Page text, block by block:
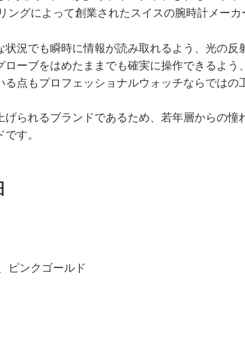
ングによって創業されたスイスの腕時計メーカ
状況でも瞬時に情報が読み取れるよう、光の反
ーブをはめたままでも確実に操作できるよう
点もプロフェッショナルウォッチならではの
げられるブランドであるため、若年層からの憧
す。
ピンクゴールド